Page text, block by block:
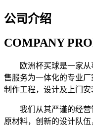
公司介绍
COMPANY
欧洲杯买球是一家
售服务为一体化的专业
制作工程，设计及上门安
我们从其严谨的经
原材料，创新的设计队伍